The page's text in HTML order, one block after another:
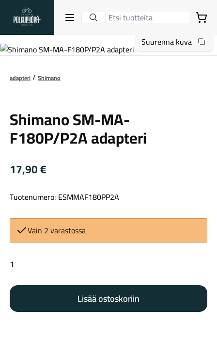
Lahden Polkupyörähuolto - etusivulle
Avaa sulje valikko
Hakutulokset
Gravel-pyörät
Maastosähköpyörät
Ostoskori
Suurenna kuva
adapteri Shimano
Shimano SM-MA-
F180P/P2A adapteri
17,90€
Tuotenumero: ESMMAF180PP2A
Vain 2 varastossa
Shimano
MA-
adapteri
Lisää ostoskoriin